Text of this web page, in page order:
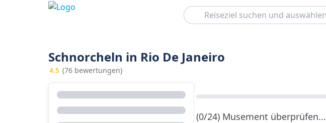
Suchen
Schnorcheln in Rio De Janeiro
4.5 (76 bewertungen)
(0/24) Musement überprüfen...